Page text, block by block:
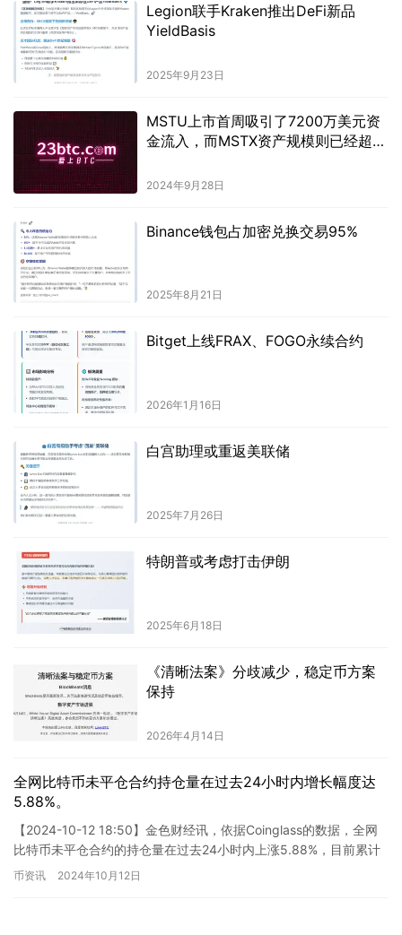
Legion联手Kraken推出DeFi新品
YieldBasis
2025年9月23日
MSTU上市首周吸引了7200万美元资
金流入，而MSTX资产规模则已经超过
2024年9月28日
Binance钱包占加密兑换交易95%
2025年8月21日
Bitget上线FRAX、FOGO永续合约
2026年1月16日
白宫助理或重返美联储
2025年7月26日
特朗普或考虑打击伊朗
2025年6月18日
《清晰法案》分歧减少，稳定币方案
保持
2026年4月14日
全网比特币未平仓合约持仓量在过去24小时内增长幅度达
5.88%。
【2024-10-12 18:50】金色财经讯，依据Coinglass的数据，全网
比特币未平仓合约的持仓量在过去24小时内上涨5.88%，目前累计
达55.71万枚BTC，折合约35…
币资讯 2024年10月12日